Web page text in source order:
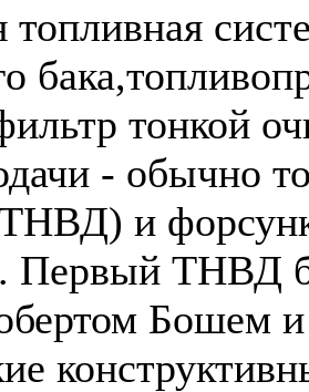
топливная
тонкой
- обычно
и
Первый ТНВД
Бошем и